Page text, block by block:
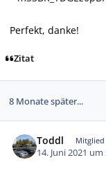
Perfekt, danke!
Zitat
8 Monate später...
Toddl Mitglied
14. Juni 2021 um